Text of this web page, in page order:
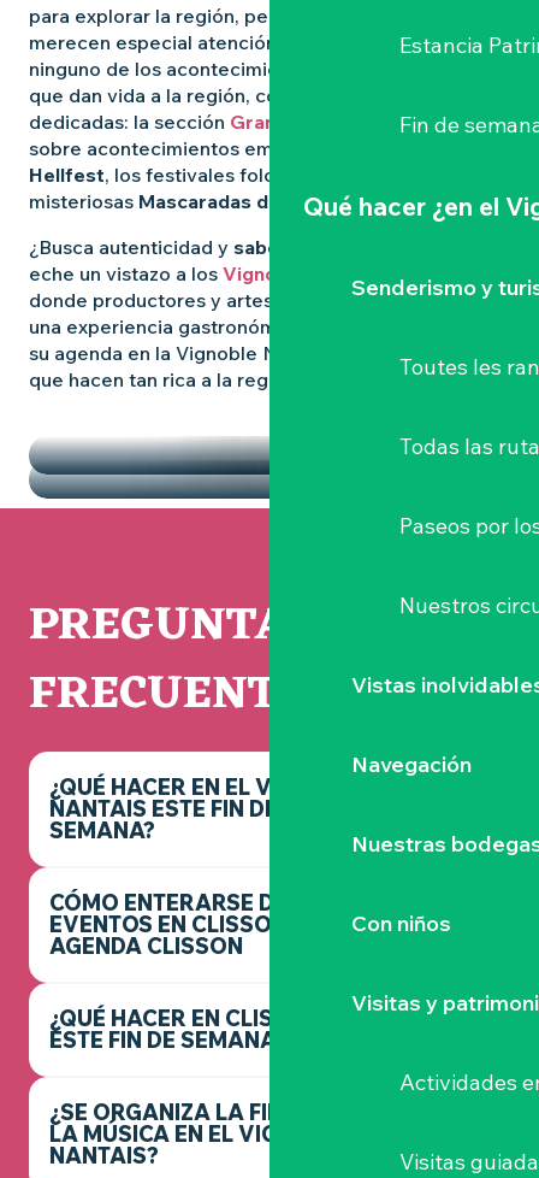
Estancia
Fin de
Qué hacer ¿en el
Senderismo y
Toutes les
Todas las
Paseos por
Nuestros
Vistas
Navegación
Nuestras
Con niños
Visitas y
Actividades
Visitas
para explorar la región, pero algunas experiencias
merecen especial atención. Para no perderse
ninguno de los acontecimientos más destacados
que dan vida a la región, consulte nuestras páginas
dedicadas: la sección Grandes Eventos
le informa
sobre acontecimientos emblemáticos como
Hellfest, los festivales folclóricos salvajes y las
misteriosas Mascaradas de Clisson
¿Busca autenticidad y sabores locales
eche un vistazo a los Vignoble Nantais Mercados
donde productores y artesanos se reúnen para vivir
una experiencia gastronómica de convivencia. Llene
su agenda en la Vignoble Nantais con las pepitas
que hacen tan rica a la región.
LOS MERCADOS
PREGUNTAS
FRECUENTES
¿QUÉ HACER EN EL VIGNOBLE
NANTAIS ESTE FIN DE
SEMANA?
CÓMO ENTERARSE DE LOS
EVENTOS EN CLISSON -
AGENDA CLISSON
¿QUÉ HACER EN CLISSON
ESTE FIN DE SEMANA?
¿SE ORGANIZA LA FIESTA DE
LA MÚSICA EN EL VIGNOBLE
NANTAIS?